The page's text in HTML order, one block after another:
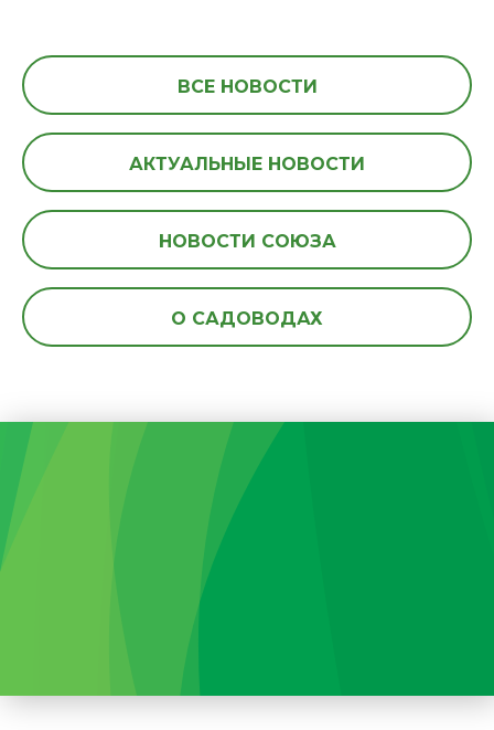
ВСЕ НОВОСТИ
АКТУАЛЬНЫЕ НОВОСТИ
НОВОСТИ СОЮЗА
О САДОВОДАХ